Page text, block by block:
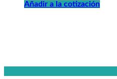
Añadir a la cotización